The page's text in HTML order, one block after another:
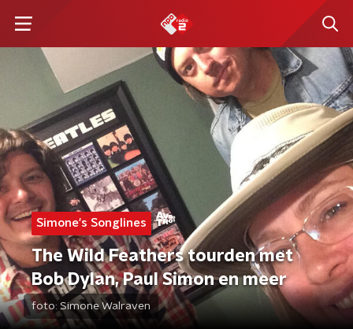
Simone's Songlines
The Wild Feathers tourden met
Bob Dylan, Paul Simon en meer
foto: Simone Walraven